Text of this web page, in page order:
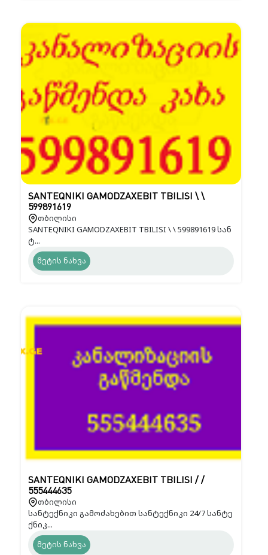
SANTEQNIKI GAMODZAXEBIT TBILISI \ \
599891619
თბილისი
SANTEQNIKI GAMODZAXEBIT TBILISI \ \ 599891619 სან
ტ...
მეტის ნახვა
SANTEQNIKI GAMODZAXEBIT TBILISI / /
555444635
თბილისი
სანტექნიკი გამოძახებით სანტექნიკი 24/7 სანტე
ქნიკ...
მეტის ნახვა